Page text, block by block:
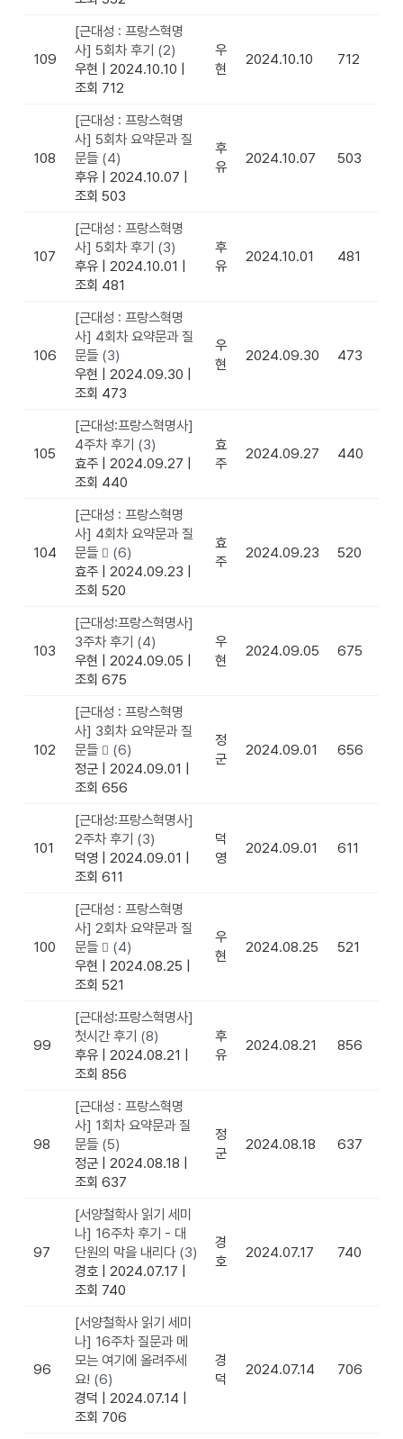
109
[근대성 : 프랑스혁명
사] 5회차 후기 (2)
우현 | 2024.10.10 |
조회 712
우
현
2024.10.10 712
108
[근대성 : 프랑스혁명
사] 5회차 요약문과 질
문들 (4)
후유 | 2024.10.07 |
조회 503
후
유
2024.10.07 503
107
[근대성 : 프랑스혁명
사] 5회차 후기 (3)
후유 | 2024.10.01 |
조회 481
후
유
2024.10.01 481
106
[근대성 : 프랑스혁명
사] 4회차 요약문과 질
문들 (3)
우현 | 2024.09.30 |
조회 473
우
현
2024.09.30 473
105
[근대성:프랑스혁명사]
4주차 후기 (3)
효주 | 2024.09.27 |
조회 440
효
주
2024.09.27 440
104
[근대성 : 프랑스혁명
사] 4회차 요약문과 질
문들
(6)
효주 | 2024.09.23 |
조회 520
효
주
2024.09.23 520
103
[근대성:프랑스혁명사]
3주차 후기 (4)
우현 | 2024.09.05 |
조회 675
우
현
2024.09.05 675
102
[근대성 : 프랑스혁명
사] 3회차 요약문과 질
문들
(6)
정군 | 2024.09.01 |
조회 656
정
군
2024.09.01 656
101
[근대성:프랑스혁명사]
2주차 후기 (3)
덕영 | 2024.09.01 |
조회 611
덕
영
2024.09.01 611
100
[근대성 : 프랑스혁명
사] 2회차 요약문과 질
문들
(4)
우현 | 2024.08.25 |
조회 521
우
현
2024.08.25 521
99
[근대성:프랑스혁명사]
첫시간 후기 (8)
후유 | 2024.08.21 |
조회 856
후
유
2024.08.21 856
98
[근대성 : 프랑스혁명
사] 1회차 요약문과 질
문들 (5)
정군 | 2024.08.18 |
조회 637
정
군
2024.08.18 637
97
[서양철학사 읽기 세미
나] 16주차 후기 - 대
단원의 막을 내리다 (3)
경호 | 2024.07.17 |
조회 740
경
호
2024.07.17 740
96
[서양철학사 읽기 세미
나] 16주차 질문과 메
모는 여기에 올려주세
요! (6)
경덕 | 2024.07.14 |
조회 706
경
덕
2024.07.14 706